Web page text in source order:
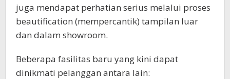
juga mendapat perhatian serius melalui proses
beautification (mempercantik) tampilan luar
dan dalam showroom.
Beberapa fasilitas baru yang kini dapat
dinikmati pelanggan antara lain: